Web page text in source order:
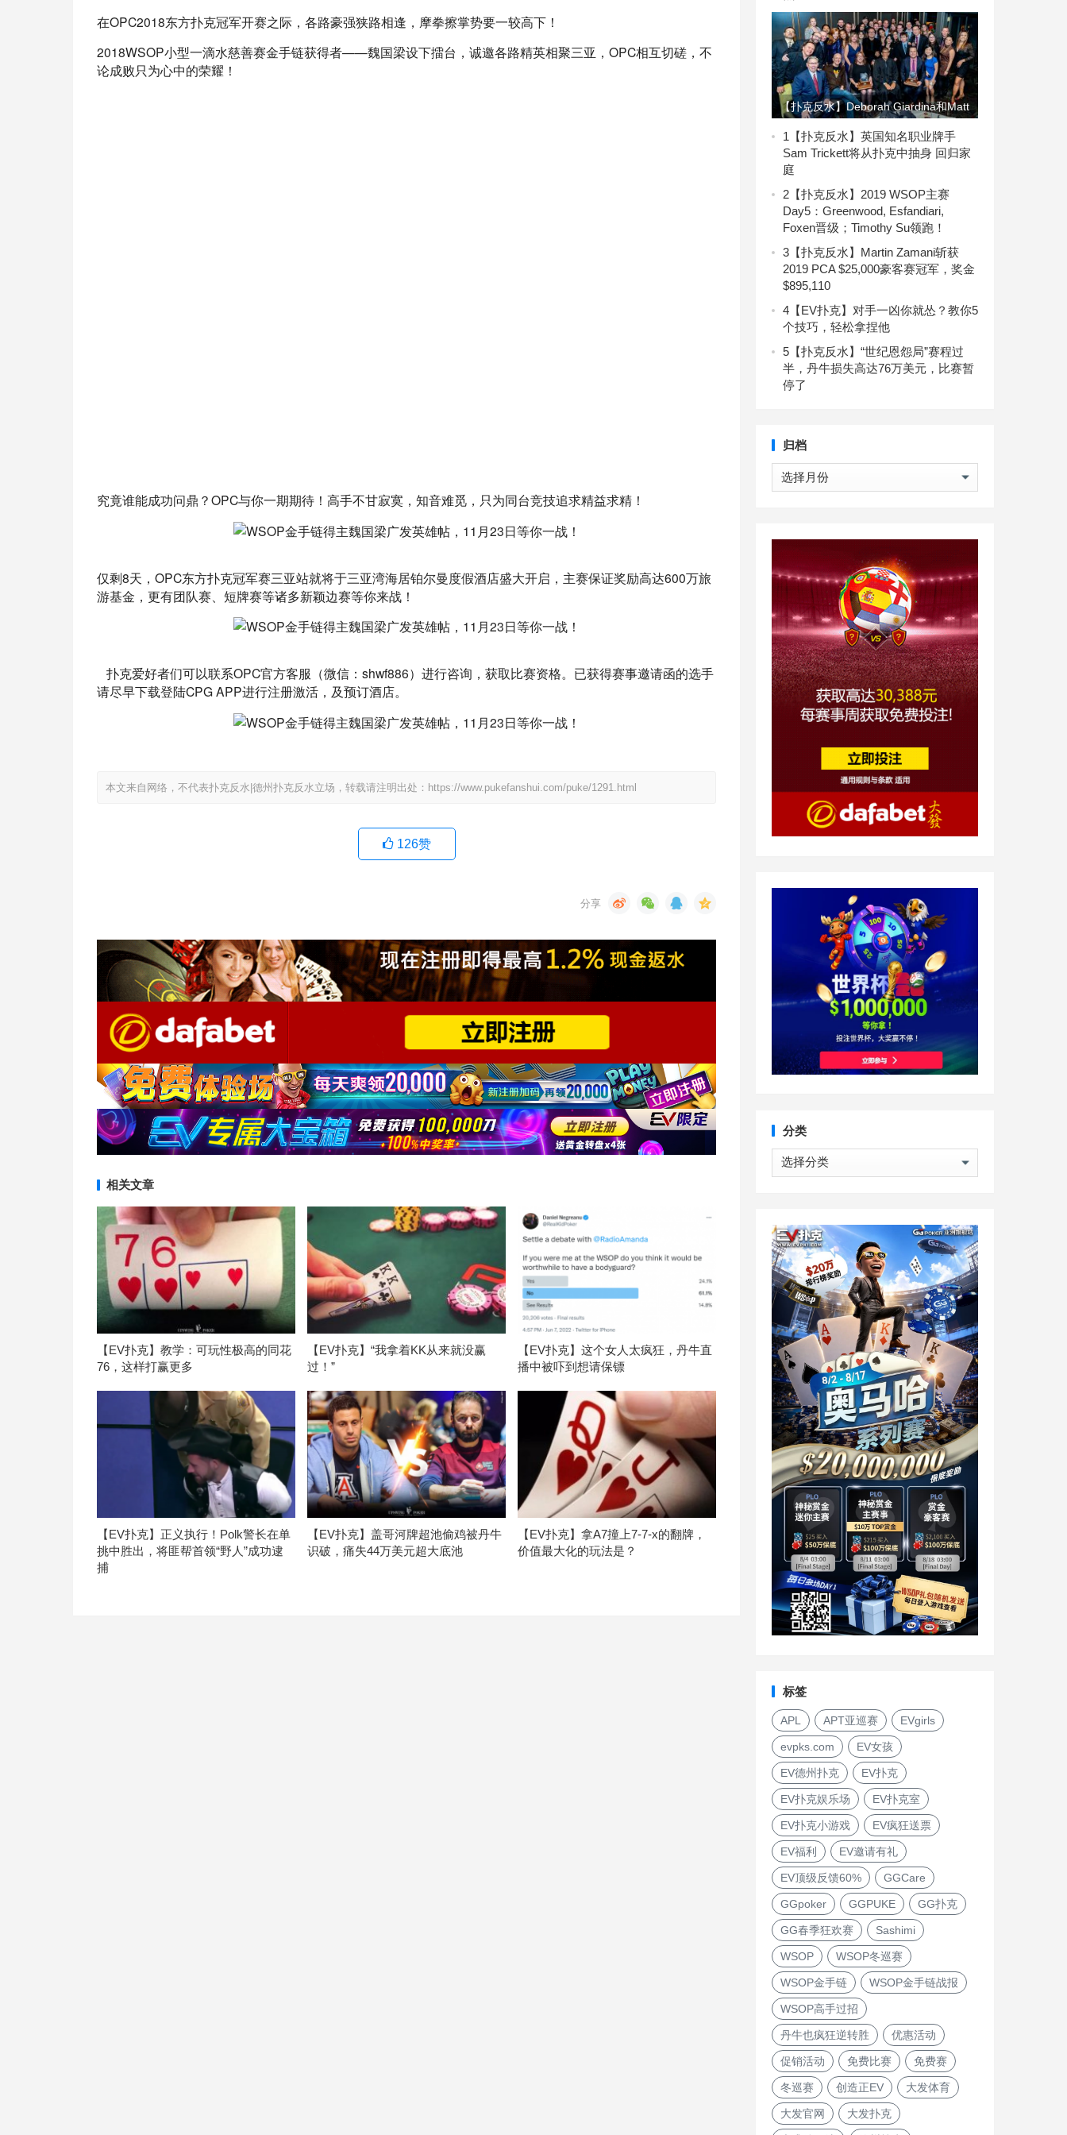
在OPC2018东方扑克冠军开赛之际，各路豪强狭路相逢，摩拳擦掌势要一较高下！
2018WSOP小型一滴水慈善赛金手链获得者——魏国梁设下擂台，诚邀各路精英相聚三亚，OPC相互切磋，不
论成败只为心中的荣耀！
究竟谁能成功问鼎？OPC与你一期期待！高手不甘寂寞，知音难觅，只为同台竞技追求精益求精！
仅剩8天，OPC东方扑克冠军赛三亚站就将于三亚湾海居铂尔曼度假酒店盛大开启，主赛保证奖励高达600万旅
游基金，更有团队赛、短牌赛等诸多新颖边赛等你来战！
扑克爱好者们可以联系OPC官方客服（微信：shwf886）进行咨询，获取比赛资格。已获得赛事邀请函的选手
请尽早下载登陆CPG APP进行注册激活，及预订酒店。
本文来自网络，不代表扑克反水|德州扑克反水立场，转载请注明出处：https://www.pukefanshui.com/puke/1291.html
126赞
相关文章
【EV扑克】教学：可玩性极高的同花
76，这样打赢更多
【EV扑克】“我拿着KK从来就没赢
过！”
【EV扑克】这个女人太疯狂，丹牛直
播中被吓到想请保镖
【EV扑克】正义执行！Polk警长在单
挑中胜出，将匪帮首领“野人”成功逮
捕
【EV扑克】盖哥河牌超池偷鸡被丹牛
识破，痛失44万美元超大底池
【EV扑克】拿A7撞上7-7-x的翻牌，
价值最大化的玩法是？
【扑克反水】Deborah Giardina和Matt
Savage荣获WPT荣誉奖
1 【扑克反水】英国知名职业牌手
Sam Trickett将从扑克中抽身 回归家
庭
2 【扑克反水】2019 WSOP主赛
Day5：Greenwood, Esfandiari,
Foxen晋级；Timothy Su领跑！
3 【扑克反水】Martin Zamani斩获
2019 PCA $25,000豪客赛冠军，奖金
$895,110
4 【EV扑克】对手一凶你就怂？教你5
个技巧，轻松拿捏他
5 【扑克反水】“世纪恩怨局”赛程过
半，丹牛损失高达76万美元，比赛暂
停了
归档
归
档
分类
分
标签
APL APT亚巡赛 EVgirls
evpks.com EV女孩
EV德州扑克 EV扑克
EV扑克娱乐场 EV扑克室
EV扑克小游戏 EV疯狂送票
EV福利 EV邀请有礼
EV顶级反馈60% GGCare
GGpoker GGPUKE GG扑克
GG春季狂欢赛 Sashimi
WSOP WSOP冬巡赛
WSOP金手链 WSOP金手链战报
WSOP高手过招
丹牛也疯狂逆转胜 优惠活动
促销活动 免费比赛 免费赛
冬巡赛 创造正EV 大发体育
大发官网 大发扑克